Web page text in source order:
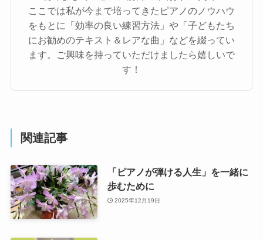
ここでは私が今まで培ってきたピアノのノウハウ
をもとに「効率の良い練習方法」や「子どもたち
にお勧めのテキスト＆レアな曲」などを綴ってい
ます。ご興味を持っていただけましたら嬉しいで
す！
関連記事
「ピアノが弾ける人生」を一緒に
歩むために
2025年12月19日